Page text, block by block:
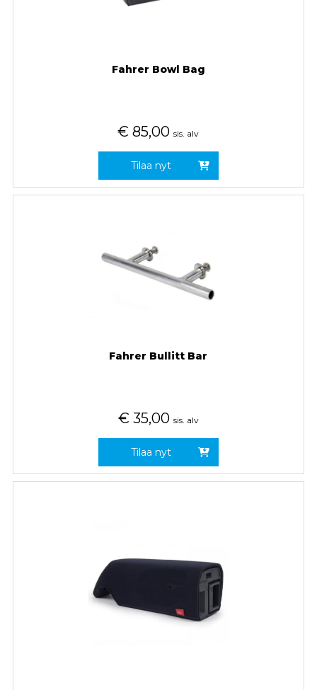
Fahrer Bowl Bag
€ 85,00 sis. alv
Tilaa nyt
Fahrer Bullitt Bar
€ 35,00 sis. alv
Tilaa nyt